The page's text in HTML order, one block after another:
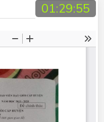
01:29:55